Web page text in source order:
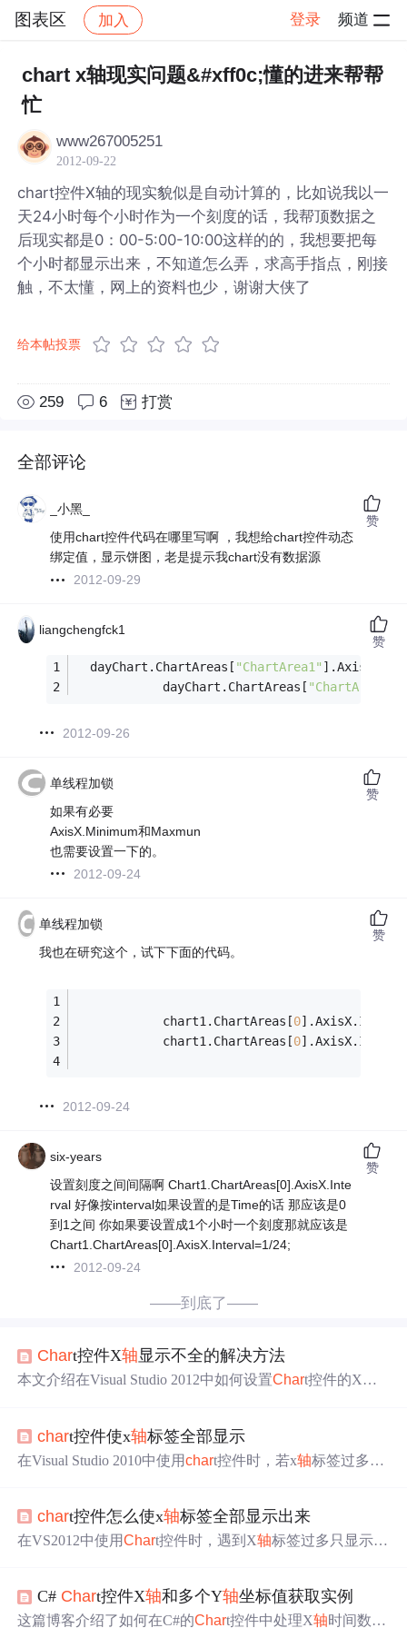
图表区 加入 登录 频道
社区 图表区 帖子详情
chart x轴现实问题&#xff0c;懂的进来帮帮
忙
www267005251
2012-09-22
chart控件X轴的现实貌似是自动计算的，比如说我以一
天24小时每个小时作为一个刻度的话，我帮顶数据之
后现实都是0：00-5:00-10:00这样的的，我想要把每
个小时都显示出来，不知道怎么弄，求高手指点，刚接
触，不太懂，网上的资料也少，谢谢大侠了
给本帖投票
259 6 打赏
全部评论
_小黑_
使用chart控件代码在哪里写啊 ，我想给chart控件动态
绑定值，显示饼图，老是提示我chart没有数据源
2012-09-29
赞
liangchengfck1
  dayChart.ChartAreas[
"ChartArea1"
            dayChart.ChartAreas[
"ChartArea1"
2012-09-26
赞
单线程加锁
如果有必要
AxisX.Minimum和Maxmun
也需要设置一下的。
2012-09-24
赞
单线程加锁
我也在研究这个，试下下面的代码。
            chart1.ChartAreas[
0
            chart1.ChartAreas[
0
2012-09-24
赞
six-years
设置刻度之间间隔啊 Chart1.ChartAreas[0].AxisX.Inte
rval 好像按interval如果设置的是Time的话 那应该是0
到1之间 你如果要设置成1个小时一个刻度那就应该是
Chart1.ChartAreas[0].AxisX.Interval=1/24;
2012-09-24
赞
——到底了——
Chart控件X轴显示不全的解决方法
本文介绍在Visual Studio 2012中如何设置Chart控件的X轴
示，可以解决标签显示不全的问题。
chart控件使x轴标签全部显示
在Visual Studio 2010中使用chart控件时，若x轴标签过多，
清除labelAutoFitStyle属性，将其设为'none'，然后将LabelSt
yle的间隔Interval设为1。此外，要移除x轴网格线，只需将
chart控件怎么使x轴标签全部显示出来
在VS2012中使用Chart控件时，遇到X轴标签过多只显示部
示，或者通过设置Angle为90度让标签旋转展示，确保所有
标签清晰可见。
C# Chart控件X轴和多个Y轴坐标值获取实例
这篇博客介绍了如何在C#的Chart控件中处理X轴时间数据